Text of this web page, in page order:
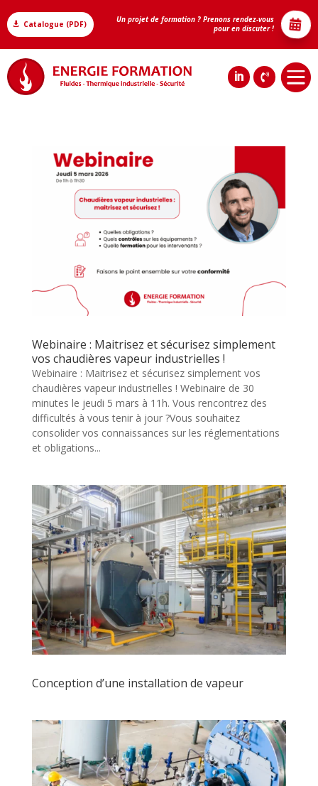
 Catalogue (PDF)
Un projet de formation ? Prenons rendez-vous
pour en discuter !

  
Webinaire : Maitrisez et sécurisez simplement
vos chaudières vapeur industrielles !
Webinaire : Maitrisez et sécurisez simplement vos
chaudières vapeur industrielles ! Webinaire de 30
minutes le jeudi 5 mars à 11h. Vous rencontrez des
difficultés à vous tenir à jour ?Vous souhaitez
consolider vos connaissances sur les réglementations
et obligations...
Conception d’une installation de vapeur